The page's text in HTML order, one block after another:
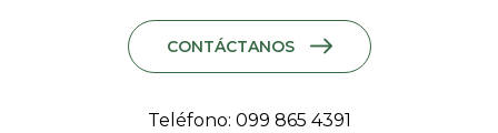
CONTÁCTANOS
Teléfono: 099 865 4391